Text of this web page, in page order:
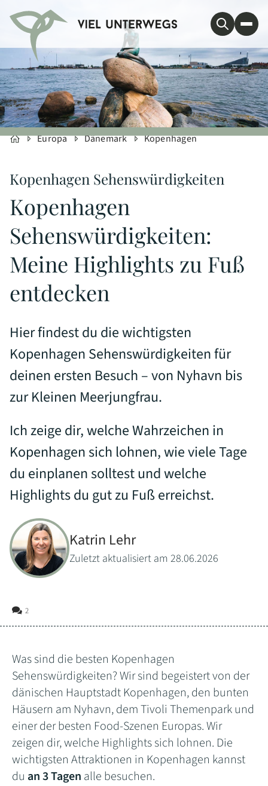
Europa Dänemark Kopenhagen
Kopenhagen Sehenswürdigkeiten
Kopenhagen
Sehenswürdigkeiten:
Meine Highlights zu Fuß
entdecken
Hier findest du die wichtigsten
Kopenhagen Sehenswürdigkeiten für
deinen ersten Besuch – von Nyhavn bis
zur Kleinen Meerjungfrau.
Ich zeige dir, welche Wahrzeichen in
Kopenhagen sich lohnen, wie viele Tage
du einplanen solltest und welche
Highlights du gut zu Fuß erreichst.
Katrin Lehr
Zuletzt aktualisiert am 28.06.2026
2
Was sind die besten Kopenhagen
Sehenswürdigkeiten? Wir sind begeistert von der
dänischen Hauptstadt Kopenhagen, den bunten
Häusern am Nyhavn, dem Tivoli Themenpark und
einer der besten Food-Szenen Europas. Wir
zeigen dir, welche Highlights sich lohnen. Die
wichtigsten Attraktionen in Kopenhagen kannst
du an 3 Tagen alle besuchen.